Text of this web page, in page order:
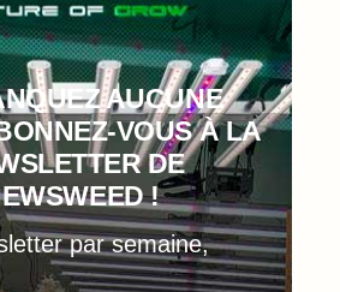
AUCUNE
VOUS À LA
DE
!
par semaine,